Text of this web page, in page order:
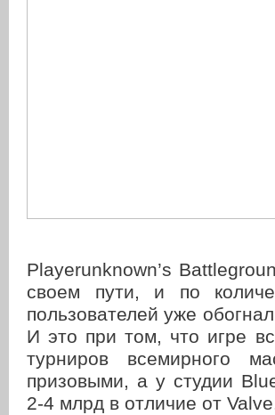
Playerunknown’s
своем пути, и по
пользователей уже
И это при том, что игре
турниров всемирного
призовыми, а у студии
2-4 млрд в отличие от